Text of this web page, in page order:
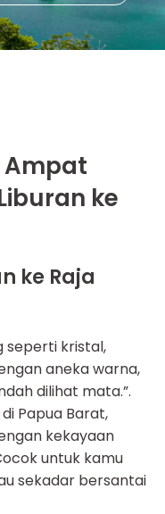
Ampat
ke
ke Raja
seperti kristal,
aneka warna,
dilihat mata.”.
Papua Barat,
kekayaan
untuk kamu
sekadar bersantai